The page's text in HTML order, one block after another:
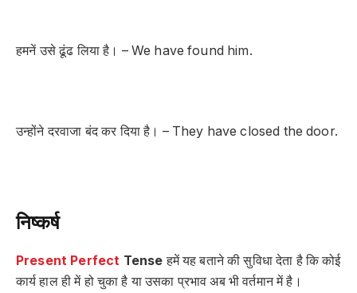
हमनें उसे ढूंढ लिया है। – We have found him.
उन्होंने दरवाजा बंद कर दिया है। – They have closed the door.
निष्कर्ष
Present Perfect Tense हमें यह बताने की सुविधा देता है कि कोई
कार्य हाल ही में हो चुका है या उसका प्रभाव अब भी वर्तमान में है।